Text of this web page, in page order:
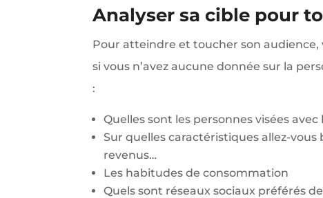
Analyser sa cible pour
Pour atteindre et toucher son
si vous n’avez aucune donnée sur la
:
Quelles sont les personnes visées
Sur quelles caractéristiques allez-
revenus…
Les habitudes de consommation
Quels sont réseaux sociaux préférés